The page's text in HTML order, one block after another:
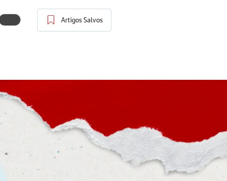
Artigos Salvos